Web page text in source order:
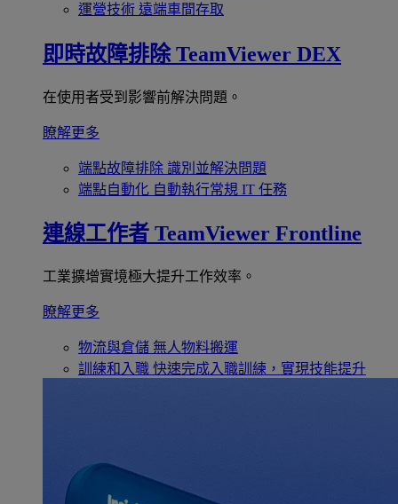
運營技術 遠端車間存取
即時故障排除 TeamViewer DEX
在使用者受到影響前解決問題。
瞭解更多
端點故障排除 識別並解決問題
端點自動化 自動執行常規 IT 任務
連線工作者 TeamViewer Frontline
工業擴增實境極大提升工作效率。
瞭解更多
物流與倉儲 無人物料搬運
訓練和入職 快速完成入職訓練，實現技能提升